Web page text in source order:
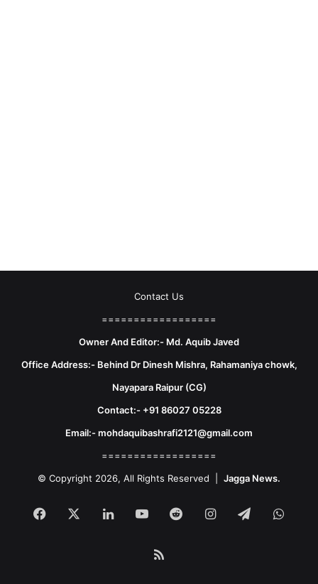
Contact Us
==================
Owner And Editor:- Md. Aquib Javed
Office Address:- Behind Dr Dinesh Mishra, Rahamaniya chowk,
Nayapara Raipur (CG)
Contact:- +91 86027 05228
Email:- mohdaquibashrafi2121@gmail.com
==================
© Copyright 2026, All Rights Reserved | Jagga News.
Facebook LinkedInYouTubeRedditInstagram
Telegram
RSS